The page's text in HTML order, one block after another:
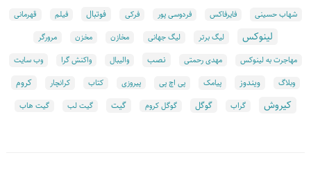
شهاب حسینی فایرفاکس فردوسی پور فرکی فوتبال فیلم قهرمانی
لینوکس لیگ برتر لیگ جهانی مخازن مخزن
مرورگر
مهاجرت به لینوکس
مهدی رحمتی نصب والیبال واکنش گرا وب سایت
وبلاگ ویندوز پیامک پی اچ پی پیروزی کتاب کرانچار کروم
کیروش گراب گوگل گوگل کروم گیت گیت لب گیت هاب